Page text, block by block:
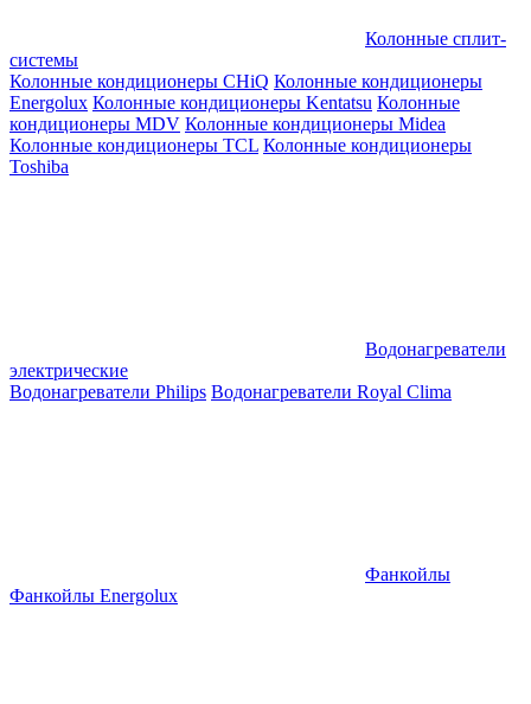
Колонные сплит-
системы
Колонные кондиционеры CHiQ Колонные кондиционеры
Energolux Колонные кондиционеры Kentatsu Колонные
кондиционеры MDV Колонные кондиционеры Midea
Колонные кондиционеры TCL Колонные кондиционеры
Toshiba
Водонагреватели
электрические
Водонагреватели Philips Водонагреватели Royal Clima
Фанкойлы
Фанкойлы Energolux